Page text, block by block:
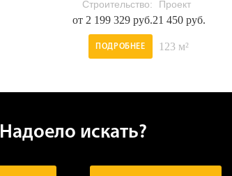
Строительство:
от 2 199 329 руб.
ПОДРОБНЕЕ
Проект
21 450 руб.
123 м²
Надоело искать?